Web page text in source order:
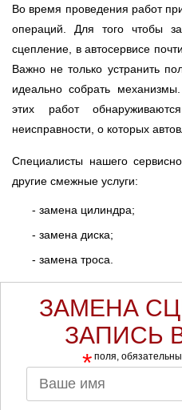
Во время проведения работ
операций. Для того чтобы
сцепление, в автосервисе
Важно не только устранить
идеально собрать
этих работ
неисправности, о которых
Специалисты нашего
другие смежные услуги:
- замена цилиндра;
- замена диска;
- замена троса.
ЗАМЕНА
ЗАПИСЬ
* поля,